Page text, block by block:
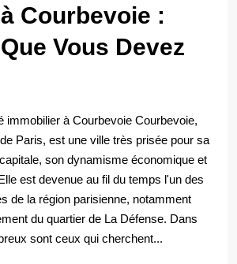
Courbevoie :
Vous Devez
immobilier à Courbevoie Courbevoie,
Paris, est une ville très prisée pour sa
son dynamisme économique et
est devenue au fil du temps l'un des
de la région parisienne, notamment
du quartier de La Défense. Dans
sont ceux qui cherchent...